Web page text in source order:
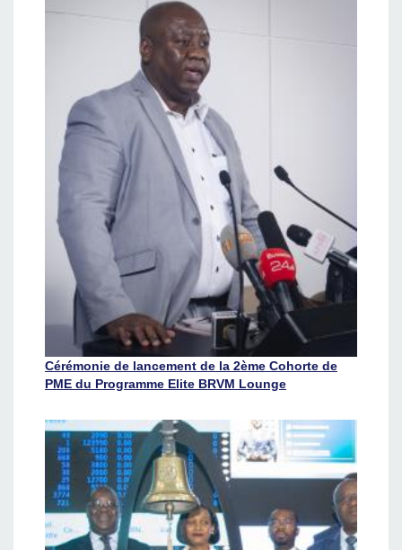
Cérémonie de lancement de la 2ème Cohorte de
PME du Programme Elite BRVM Lounge